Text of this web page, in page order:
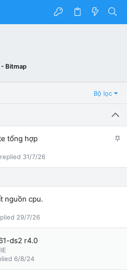
Bitmap
Bộ lọc
G
tổng hợp
31/7/26
nguồn cpu.
29/7/26
ds2 r4.0
6/8/24